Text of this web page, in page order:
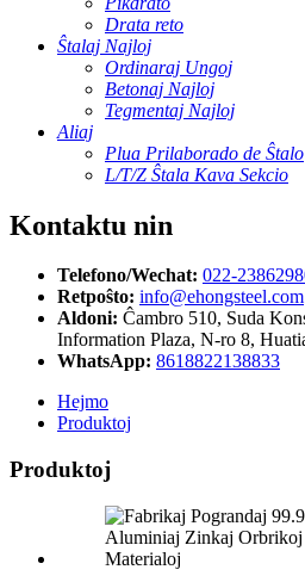
Drata reto
Ŝtalaj Najloj
Ordinaraj Ungoj
Betonaj Najloj
Tegmentaj Najloj
Aliaj
Plua Prilaborado de Ŝtalo
L/T/Z Ŝtala Kava Sekcio
Kontaktu nin
Telefono/Wechat: 022-
Retpoŝto: info@ehongsteel.com
Aldoni: Ĉambro 510, Suda
Information Plaza, N-ro 8,
WhatsApp: 8618822138833
Hejmo
Produktoj
Produktoj